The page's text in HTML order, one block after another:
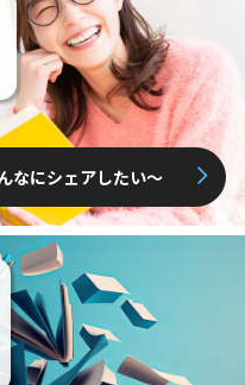
なにシェアしたい〜